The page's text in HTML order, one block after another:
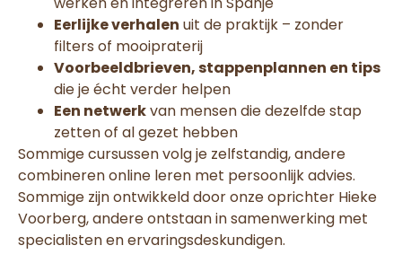
Eerlijke verhalen uit de praktijk – zonder
filters of mooipraterij
Voorbeeldbrieven, stappenplannen en tips
die je écht verder helpen
Een netwerkvan mensen die dezelfde stap
zetten of al gezet hebben
Sommige cursussen volg je zelfstandig, andere
combineren online leren met persoonlijk advies.
Sommige zijn ontwikkeld door onze oprichter Hieke
Voorberg, andere ontstaan in samenwerking met
specialisten en ervaringsdeskundigen.